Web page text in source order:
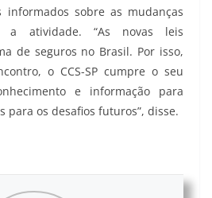
informados sobre as mudanças
a atividade. “As novas leis
de seguros no Brasil. Por isso,
o CCS-SP cumpre o seu
e informação para
para os desafios futuros”, disse.